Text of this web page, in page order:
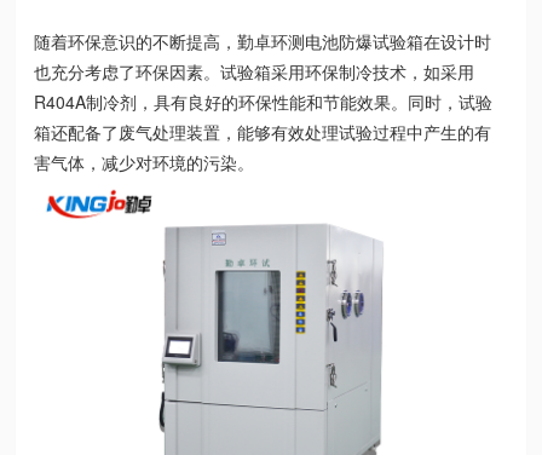
随着环保意识的不断提高，勤卓环测电池防爆试验箱在设计时
也充分考虑了环保因素。试验箱采用环保制冷技术，如采用
R404A制冷剂，具有良好的环保性能和节能效果。同时，试验
箱还配备了废气处理装置，能够有效处理试验过程中产生的有
害气体，减少对环境的污染。